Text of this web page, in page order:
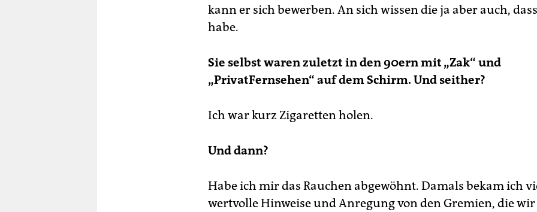
kann er sich bewerben. An sich wissen die ja aber auch,
habe.
Sie selbst waren zuletzt in den 90ern mit „Zak“ und
„PrivatFernsehen“ auf dem Schirm. Und seither?
Ich war kurz Zigaretten holen.
Und dann?
Habe ich mir das Rauchen abgewöhnt. Damals bekam ich
wertvolle Hinweise und Anregung von den Gremien, die